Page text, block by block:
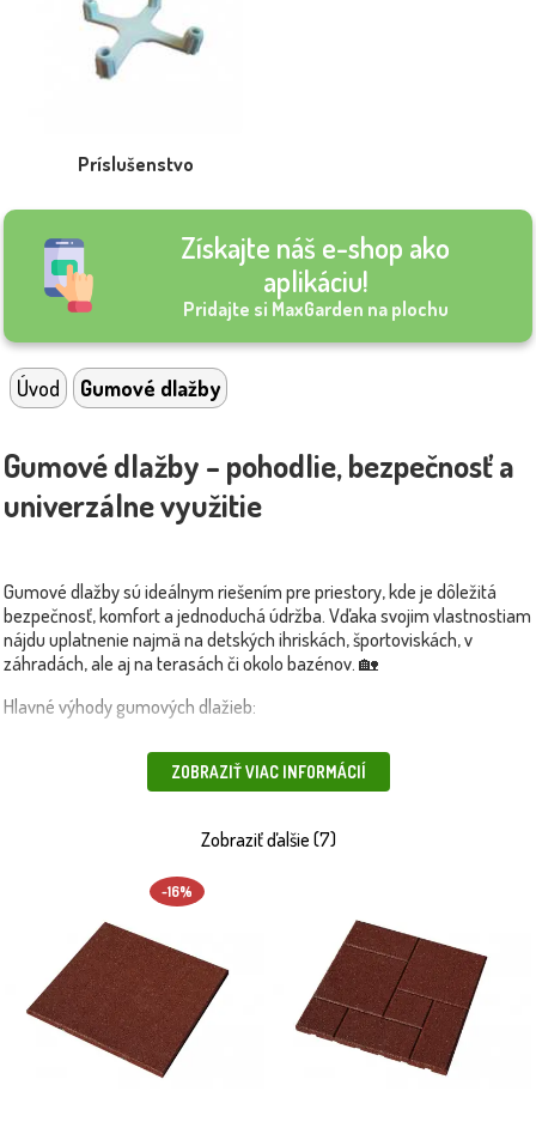
Príslušenstvo
Získajte náš e-shop ako
aplikáciu!
Pridajte si MaxGarden na plochu
Úvod Gumové dlažby
Gumové dlažby – pohodlie, bezpečnosť a
univerzálne využitie
Gumové dlažby sú ideálnym riešením pre priestory, kde je dôležitá
bezpečnosť, komfort a jednoduchá údržba. Vďaka svojim vlastnostiam
nájdu uplatnenie najmä na detských ihriskách, športoviskách, v
záhradách, ale aj na terasách či okolo bazénov. 🏡
Hlavné výhody gumových dlažieb:
výborné tlmenie nárazov a ochrana proti úrazom
protišmykový povrch vhodný aj za mokra
jednoduchá montáž a demontáž
vysoká odolnosť voči počasiu, UV žiareniu a opotrebeniu
Vybrať si môžete z rôznych farieb, rozmerov a povrchových úprav.
Naše gumové dlažby sú vhodné aj pre verejné priestory a spĺňajú
všetky bezpečnostné normy.
💡 Tip: Pre ešte vyššiu bezpečnosť na detskom ihrisku kombinujte
gumové dlažby s tieniacimi sieťami
, ktoré ochránia pred slnkom či
ZOBRAZIŤ VIAC INFORMÁCIÍ
Zobraziť ďalšie (7)
-16%